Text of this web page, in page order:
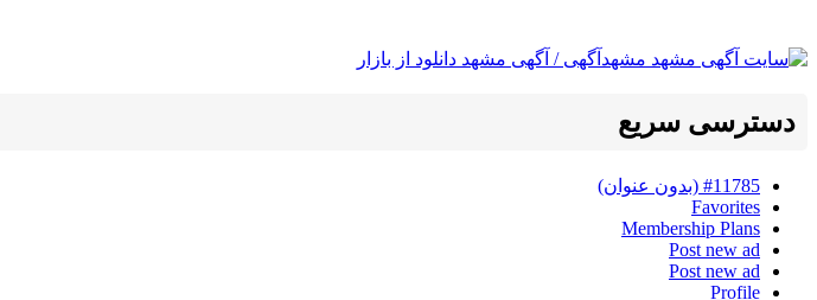
دسترسی سریع
#11785 (بدون عنوان)
Favorites
Membership Plans
Post new ad
Post new ad
Profile